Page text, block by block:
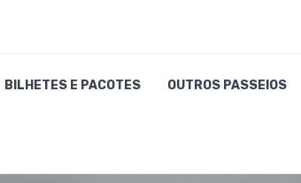
BILHETES E PACOTES OUTROS PASSEIOS